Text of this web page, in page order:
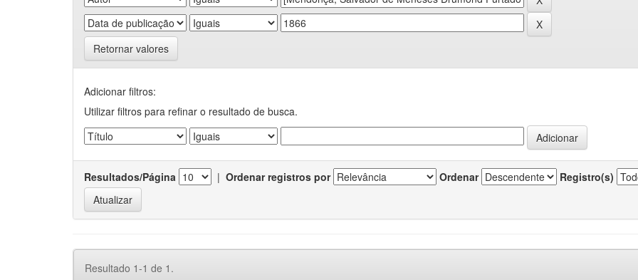
Retornar valores
Adicionar filtros:
Utilizar filtros para refinar o resultado de busca.
Resultados/Página | Ordenar registros por Ordenar Registro(s)
Resultado 1-1 de 1.